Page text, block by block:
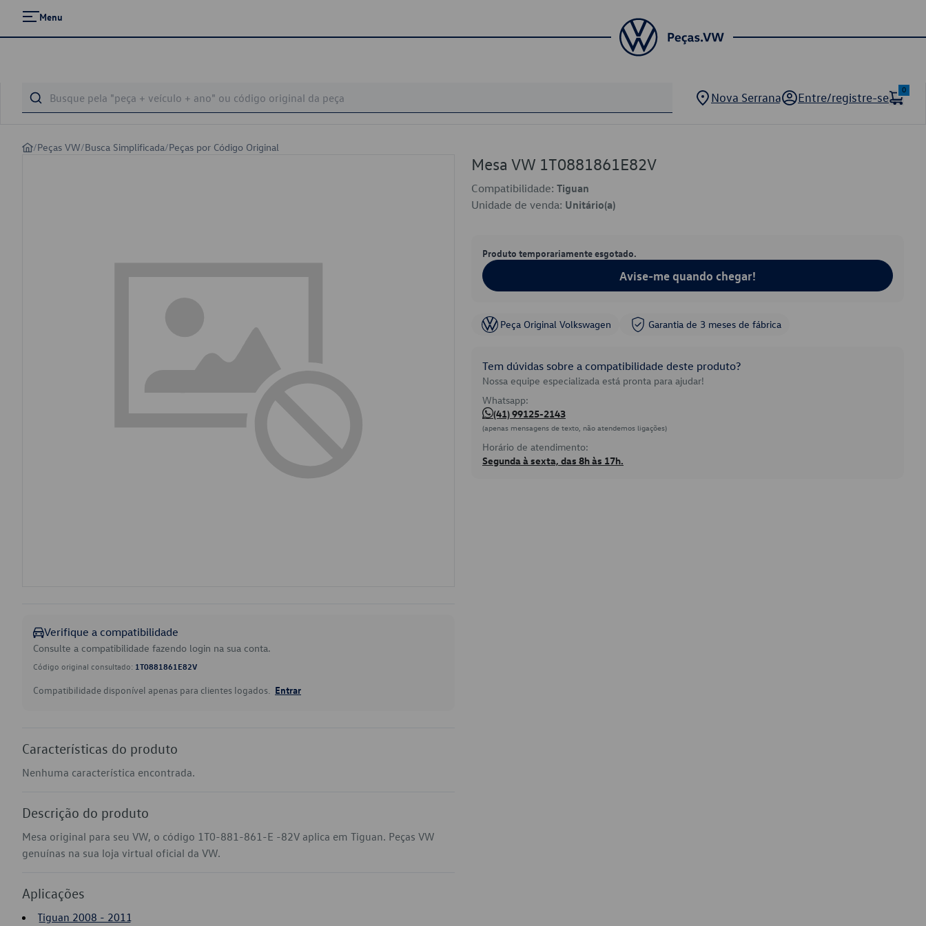
Menu
Nova Serrana Entre/registre-se
0
/Peças VW/Busca Simplificada/Peças por Código Original
Verifique a compatibilidade
Consulte a compatibilidade fazendo login na sua conta.
Código original consultado: 1T0881861E82V
Compatibilidade disponível apenas para clientes logados. Entrar
Características do produto
Nenhuma característica encontrada.
Descrição do produto
Mesa original para seu VW, o código 1T0-881-861-E -82V aplica em Tiguan. Peças VW
genuínas na sua loja virtual oficial da VW.
Aplicações
Tiguan 2008 - 2011
Mesa VW 1T0881861E82V
Compatibilidade: Tiguan
Unidade de venda: Unitário(a)
Produto temporariamente esgotado.
Avise-me quando chegar!
Peça Original Volkswagen Garantia de 3 meses de fábrica
Tem dúvidas sobre a compatibilidade deste produto?
Nossa equipe especializada está pronta para ajudar!
Whatsapp:
(41) 99125-2143
(apenas mensagens de texto, não atendemos ligações)
Horário de atendimento:
Segunda à sexta, das 8h às 17h.